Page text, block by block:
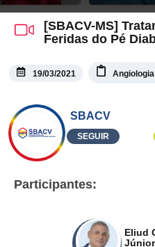
[SBACV-MS]
Feridas do Pé
19/03/2021
SBACV
SEGUIR
Participantes:
Eliud
Júnior